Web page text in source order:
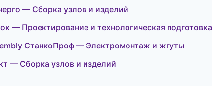
— Сборка узлов и изделий
— Проектирование и технологическая подготовка
СтанкоПроф — Электромонтаж и жгуты
— Сборка узлов и изделий